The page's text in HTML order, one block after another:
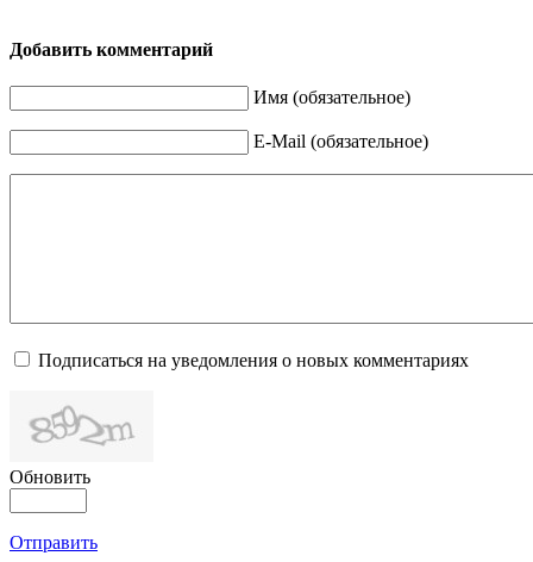
Добавить комментарий
Имя (обязательное)
E-Mail (обязательное)
Подписаться на уведомления о новых комментариях
Обновить
Отправить